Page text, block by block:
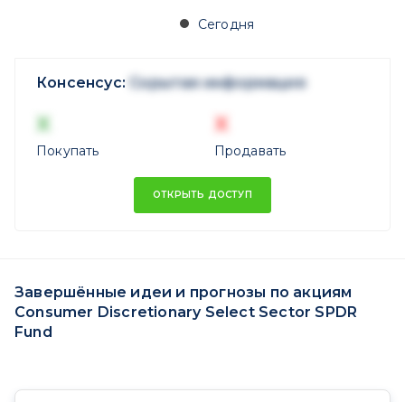
Сегодня
Консенсус: Скрытая информация
X
Покупать
X
Продавать
ОТКРЫТЬ ДОСТУП
Завершённые идеи и прогнозы по акциям
Consumer Discretionary Select Sector SPDR
Fund